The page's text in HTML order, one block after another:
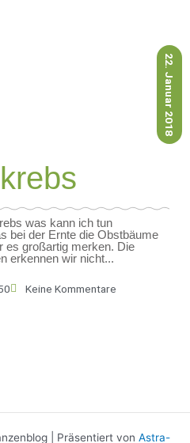
22. Januar 2018
was kann ich tun
bei der Ernte die Obstbäume
es großartig merken. Die
erkennen wir nicht...
Keine Kommentare
| Präsentiert von Astra-